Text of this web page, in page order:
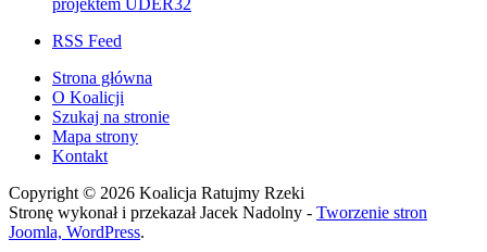
projektem UDER32
RSS Feed
Strona główna
O Koalicji
Szukaj na stronie
Mapa strony
Kontakt
Copyright © 2026 Koalicja Ratujmy Rzeki
Stronę wykonał i przekazał Jacek Nadolny - Tworzenie stron
Joomla, WordPress.